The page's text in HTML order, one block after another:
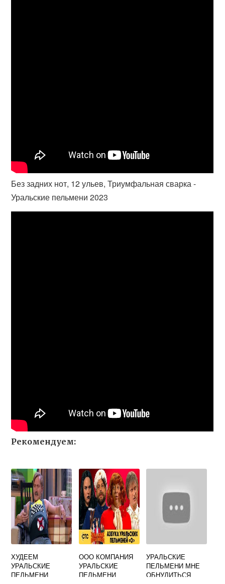
Без задних нот, 12 ульев, Триумфальная сварка -
Уральские пельмени 2023
Рекомендуем:
ХУДЕЕМ
УРАЛЬСКИЕ
ПЕЛЬМЕНИ
ООО КОМПАНИЯ
УРАЛЬСКИЕ
ПЕЛЬМЕНИ
УРАЛЬСКИЕ
ПЕЛЬМЕНИ МНЕ
ОБНУЛИТЬСЯ